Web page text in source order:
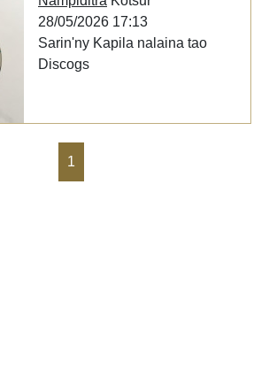
28/05/2026 17:13
Sarin'ny Kapila nalaina tao
Discogs
1